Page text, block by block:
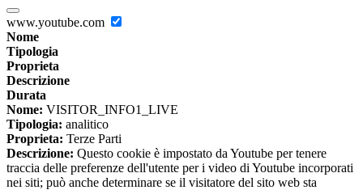
www.youtube.com
Nome
Tipologia
Proprieta
Descrizione
Durata
Nome: VISITOR_INFO1_LIVE
Tipologia: analitico
Proprieta: Terze Parti
Descrizione: Questo cookie è impostato da Youtube per tenere
traccia delle preferenze dell'utente per i video di Youtube incorporati
nei siti; può anche determinare se il visitatore del sito web sta